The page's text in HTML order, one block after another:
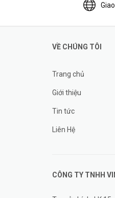
VỀ CHÚNG TÔI
Trang chủ
Giới thiệu
Tin tức
Liên Hệ
CÔNG TY TNHH